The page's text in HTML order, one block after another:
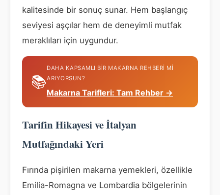
kalitesinde bir sonuç sunar. Hem başlangıç
seviyesi aşçılar hem de deneyimli mutfak
meraklıları için uygundur.
📚
DAHA KAPSAMLI BIR MAKARNA REHBERI MI
ARIYORSUN?
Makarna Tarifleri: Tam Rehber →
Tarifin Hikayesi ve İtalyan
Mutfağındaki Yeri
Fırında pişirilen makarna yemekleri, özellikle
Emilia-Romagna ve Lombardia bölgelerinin